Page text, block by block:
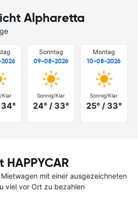
Alpharetta
Klar
Sonntag
09-08-2026
Sonnig/Klar
24° / 33°
Montag
10-08-2026
Sonnig/Klar
25° / 33°
mit einer ausgezeichneten
viel vor Ort zu bezahlen